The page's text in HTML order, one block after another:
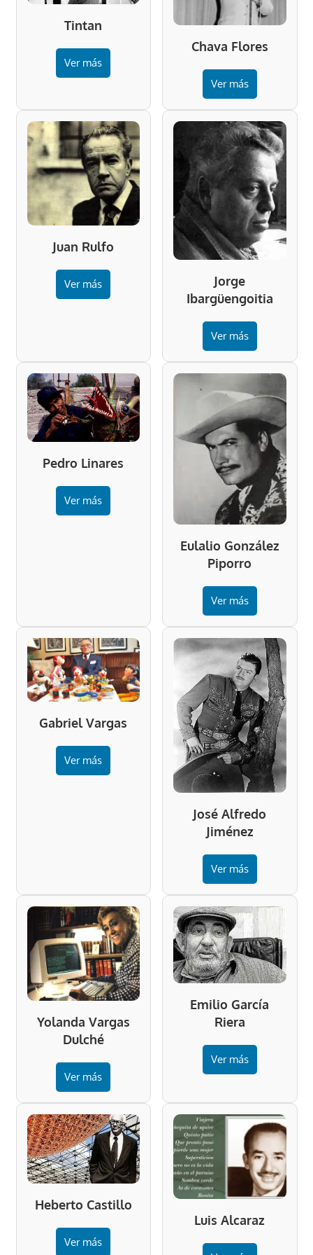
Tintan
Ver más
Chava Flores
Ver más
Juan Rulfo
Ver más
Jorge
Ibargüengoitia
Ver más
Pedro Linares
Ver más
Eulalio González
Piporro
Ver más
Gabriel Vargas
Ver más
José Alfredo
Jiménez
Ver más
Yolanda Vargas
Dulché
Ver más
Emilio García
Riera
Ver más
Heberto Castillo
Ver más
Luis Alcaraz